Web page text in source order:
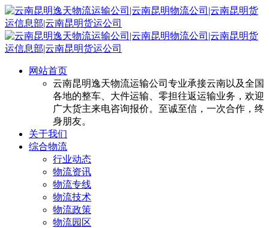
网站首页
云南昆明逸天物流运输公司专业承接云南以及全国
各地的整车、大件运输、零担往返运输业务，欢迎
广大货主来电咨询报价。至诚至信，一次合作，终
身朋友。
关于我们
综合物流
行业动态
物流资讯
物流专线
物流技术
物流政策
物流园区